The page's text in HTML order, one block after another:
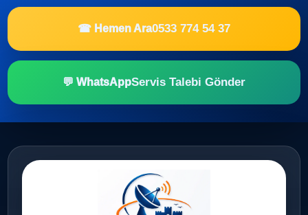
☎ Hemen Ara0533 774 54 37
💬 WhatsAppServis Talebi Gönder